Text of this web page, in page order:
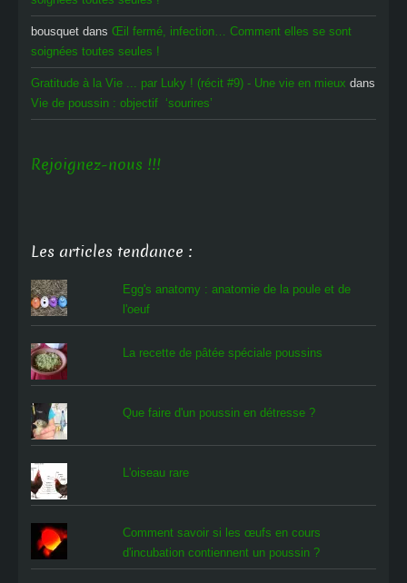
bousquet dans Œil fermé, infection… Comment elles se sont
soignées toutes seules !
Gratitude à la Vie ... par Luky ! (récit #9) - Une vie en mieux dans
Vie de poussin : objectif ‘sourires’
Rejoignez-nous !!!
Les articles tendance :
Egg's anatomy : anatomie de la poule et de
l'oeuf
La recette de pâtée spéciale poussins
Que faire d'un poussin en détresse ?
L'oiseau rare
Comment savoir si les œufs en cours
d'incubation contiennent un poussin ?